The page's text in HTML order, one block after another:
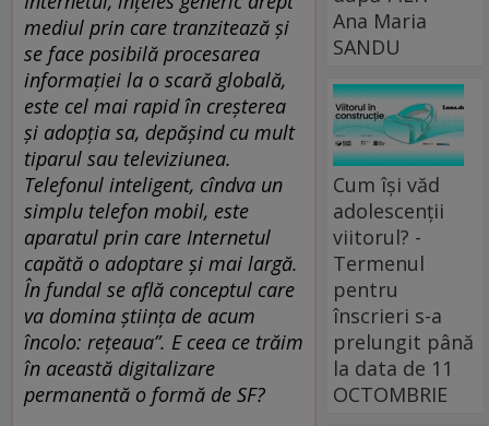
mediul prin care tranzitează și
se face posibilă procesarea
informației la o scară globală,
este cel mai rapid în creșterea
și adopția sa, depășind cu mult
tiparul sau televiziunea.
Telefonul inteligent, cîndva un
simplu telefon mobil, este
aparatul prin care Internetul
capătă o adoptare și mai largă.
În fundal se află conceptul care
va domina știința de acum
încolo: rețeaua”. E ceea ce trăim
în această digitalizare
permanentă o formă de SF?
Ana Maria
SANDU
Cum își văd
adolescenții
viitorul? -
Termenul
pentru
înscrieri s-a
prelungit până
la data de 11
OCTOMBRIE